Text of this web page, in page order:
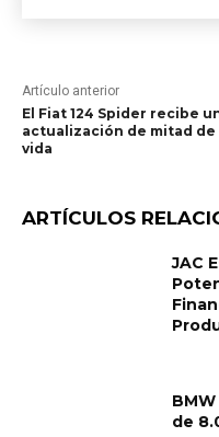
Artículo anterior
El Fiat 124 Spider recibe
actualización de mitad de
vida
ARTÍCULOS
JAC
de